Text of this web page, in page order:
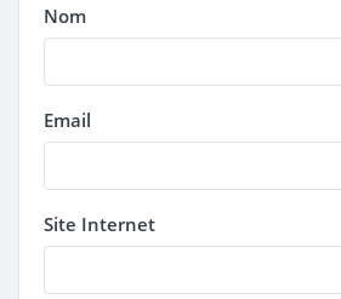
Nom
Email
Site Internet